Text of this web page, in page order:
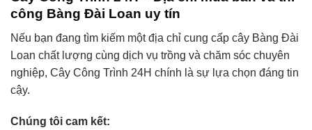
công Bàng Đài Loan uy tín
Nếu bạn đang tìm kiếm một địa chỉ cung cấp cây Bàng Đài
Loan chất lượng cùng dịch vụ trồng và chăm sóc chuyên
nghiệp, Cây Công Trình 24H chính là sự lựa chọn đáng tin
cậy.
Chúng tôi cam kết: